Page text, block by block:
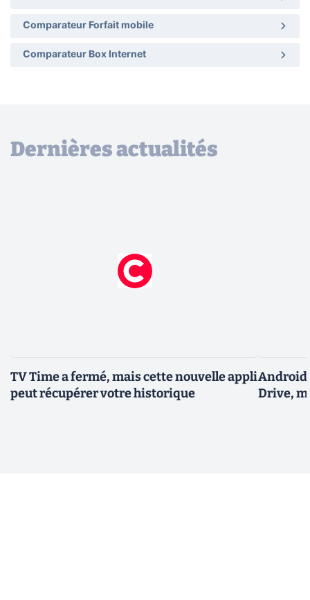
Comparateur Forfait mobile
Comparateur Box Internet
Dernières actualités
TV Time a fermé, mais cette nouvelle appli
peut récupérer votre historique
Android
Drive,